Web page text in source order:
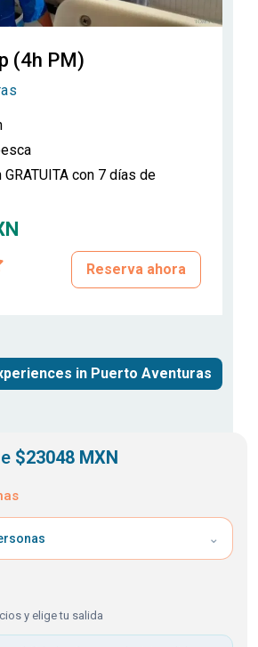
(4h PM)
GRATUITA con 7 días de
Reserva ahora
in Puerto Aventuras
$23048 MXN
⌄
y elige tu salida